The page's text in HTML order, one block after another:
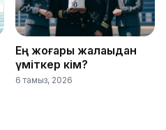
Ең жоғары жалақыдан
үміткер кім?
6 тамыз, 2026